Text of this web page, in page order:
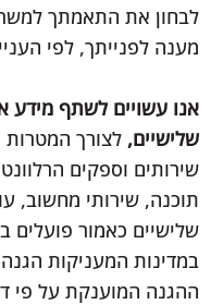
לבחון את התאמתך
מענה לפנייתך, לפי
אנו עשויים לשתף מידע
שלישיים, לצורך המטרות
שירותים וספקים
תוכנה, שירותי מחשוב,
שלישיים כאמור פועלים
במדינות המעניקות
ההגנה המוענקת על פי